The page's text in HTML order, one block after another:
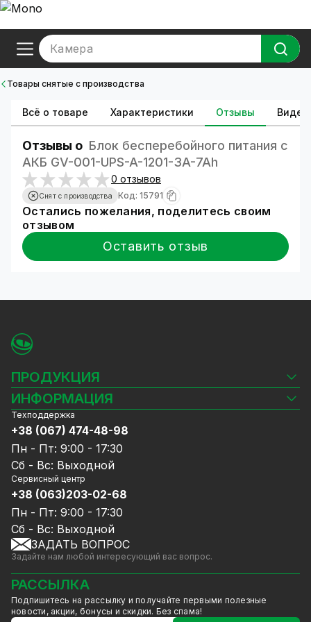
Камера
Товары снятые с производства
Всё о товаре Характеристики Отзывы Видео
Отзывы о Блок бесперебойного питания с
АКБ GV-001-UPS-A-1201-3A-7Ah
0 отзывов
Снят с производства Код: 15791
Остались пожелания, поделитесь своим
отзывом
Оставить отзыв
ПРОДУКЦИЯ
Камеры видеонаблюдения
Видеорегистраторы
Комплекты видеонаблюдения
СКУД
Источники питания
Сетевое оборудование
Ноутбуки и компьютеры
Аксессуары
Акции
Уцененный товар
GreenVision скидки
Мерч от GreenVision
Товары для дома
Товары снятые с производства
ИНФОРМАЦИЯ
Блог
Доставка и оплата
Гарантия и Сервисное обслуживание
Политика конфиденциальности
Договор публичной оферты
Сотрудничество
Услуги
Калькулятор расчёта объёма HDD
Техподдержка
+38 (067) 474-48-98
Пн - Пт: 9:00 - 17:30
Сб - Вс: Выходной
Сервисный центр
+38 (063)203-02-68
Пн - Пт: 9:00 - 17:30
Сб - Вс: Выходной
ЗАДАТЬ ВОПРОС
Задайте нам любой интересующий вас вопрос.
РАССЫЛКА
Подпишитесь на рассылку и получайте первыми полезные
новости, акции, бонусы и скидки. Без спама!